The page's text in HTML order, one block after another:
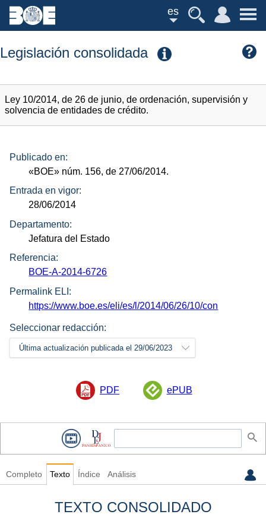
es
Legislación consolidada
Ley 10/2014, de 26 de junio, de ordenación, supervisión y
solvencia de entidades de crédito.
Publicado en:
«BOE» núm. 156, de 27/06/2014.
Entrada en vigor:
28/06/2014
Departamento:
Jefatura del Estado
Referencia:
BOE-A-2014-6726
Permalink ELI:
https://www.boe.es/eli/es/l/2014/06/26/10/con
Seleccionar redacción:
Última actualización publicada el 29/06/2023
PDF ePUB
Completo Texto Índice Análisis
TEXTO CONSOLIDADO